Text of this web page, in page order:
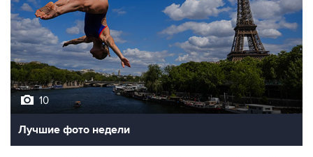
10
Лучшие фото недели